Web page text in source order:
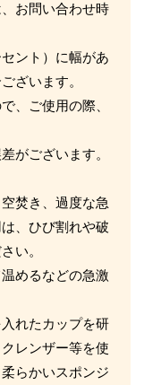
お問い合わせ時
ント）に幅があ
ざいます。
、ご使用の際、
がございます。
焚き、過度な急
、ひび割れや破
い。
めるなどの急激
れたカップを研
レンザー等を使
らかいスポンジ